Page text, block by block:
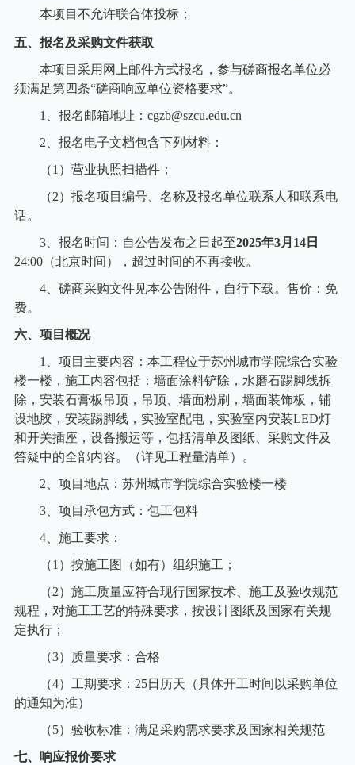
本项目不允许联合体投标；
五、报名及采购文件获取
本项目采用网上邮件方式报名，参与磋商报名单位必
须满足第四条“磋商响应单位资格要求”。
1
、报名邮箱地址： cgzb@szcu.edu.cn
2 、报名电子文档包含下列材料：
（1 ）营业执照扫描件；
（2）报名项目编号、名称及报名单位联系人和联系电
话。
3、报名时间：自公告发布之日起至2025年3月 14日
24:00（北京时间），超过时间的不再接收。
4、磋商采购文件见本公告附件，自行下载。售价：免
费。
六、项目概况
1
、项目主要内容：本工程位于苏州城市学院综合实验
楼一楼，施工内容包括：墙面涂料铲除，水磨石踢脚线拆
除，安装石膏板吊顶，吊顶、墙面粉刷，墙面装饰板，铺
设地胶，安装踢脚线，实验室配电，实验室内安装LED灯
和开关插座，设备搬运等，包括清单及图纸、采购文件及
答疑中的全部内容。（详见工程量清单）。
2 、项目地点：苏州城市学院综合实验楼一楼
3、项目承包方式：包工包料
4、施工要求：
（1 ）按施工图（如有）组织施工；
（2）施工质量应符合现行国家技术、施工及验收规范
规程，对施工工艺的特殊要求，按设计图纸及国家有关规
定执行；
（3）质量要求：合格
（4）工期要求： 25日历天（具体开工时间以采购单位
的通知为准）
（5）验收标准：满足采购需求要求及国家相关规范
七、响应报价要求